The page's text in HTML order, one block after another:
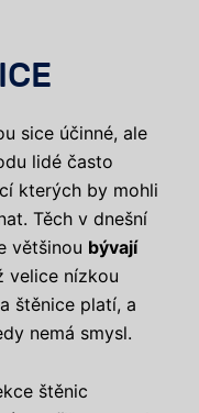
sice účinné, ale
lidé často
kterých by mohli
Těch v dnešní
většinou bývají
velice nízkou
štěnice platí, a
nemá smysl.
štěnic